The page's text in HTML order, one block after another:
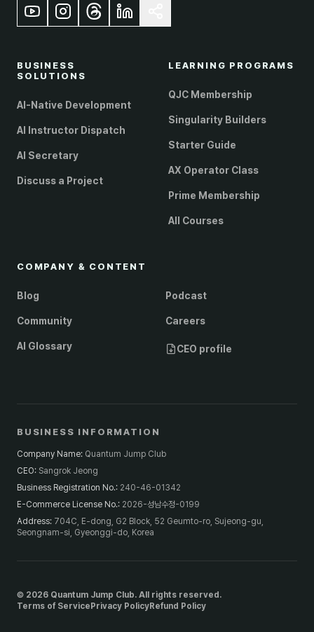
BUSINESS
SOLUTIONS
AI-Native Development
AI Instructor Dispatch
AI Secretary
Discuss a Project
LEARNING PROGRAMS
QJC Membership
Singularity Builders
Starter Guide
AX Operator Class
Prime Membership
All Courses
COMPANY & CONTENT
Blog Podcast
Community Careers
AI Glossary CEO profile
BUSINESS INFORMATION
Company Name: Quantum Jump Club
CEO: Sangrok Jeong
Business Registration No.: 240-46-01342
E-Commerce License No.: 2026-성남수정-0199
Address: 704C, E-dong, G2 Block, 52 Geumto-ro, Sujeong-gu,
Seongnam-si, Gyeonggi-do, Korea
© 2026 Quantum Jump Club. All rights reserved.
Terms of Service Privacy PolicyRefund Policy